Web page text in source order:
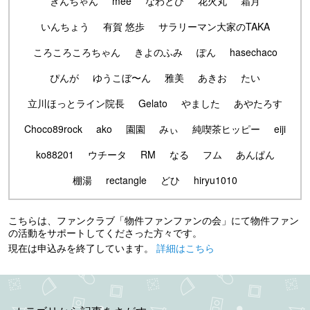
いんちょう
有賀 悠歩
サラリーマン大家のTAKA
ころころころちゃん
きよのふみ ぽん
hasechaco
ぴんが
ゆうこぼ〜ん 雅美 あきお
たい
立川ほっとライン院長
Gelato やました
あやたろす
Choco89rock
ako 園園 みぃ 純喫茶ヒッピー
eiji
ko88201
ウチータ RM なる フム
あんぱん
棚湯
rectangle どひ hiryu1010
こちらは、ファンクラブ「物件ファンファンの会」にて物件ファン
の活動をサポートしてくださった方々です。
現在は申込みを終了しています。 詳細はこちら